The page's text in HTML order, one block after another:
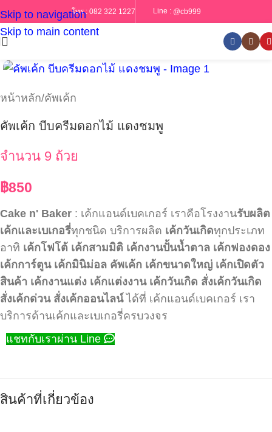
Skip to navigation
Skip to main content
โทร : 082 322 1227 Line : @cb999
หน้าหลัก/คัพเค้ก
คัพเค้ก บีบครีมดอกไม้ แดงชมพู
จำนวน 9 ถ้วย
฿850
Cake n' Baker : เค้กแอนด์เบคเกอร์ เราคือโรงงานรับผลิต
เค้กและเบเกอรี่ทุกชนิด บริการผลิต เค้กวันเกิดทุกประเภท
อาทิ เค้กโฟโต้ เค้กสามมิติ เค้กงานปั้นน้ำตาล เค้กฟองดอง
เค้กการ์ตูน เค้กมินิม่อล คัพเค้ก เค้กขนาดใหญ่ เค้กเปิดตัว
สินค้า เค้กงานแต่ง เค้กแต่งงาน เค้กวันเกิด สั่งเค้กวันเกิด
สั่งเค้กด่วน สั่งเค้กออนไลน์ได้ที่ เค้กแอนด์เบคเกอร์ เรา
บริการด้านเค้กและเบเกอรี่ครบวงจร
แชทกับเราผ่าน Line
สินค้าที่เกี่ยวข้อง